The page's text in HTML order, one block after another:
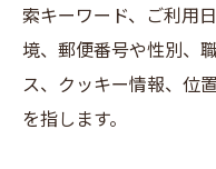
索キーワード、ご利用
境、郵便番号や性別、
ス、クッキー情報、位
を指します。